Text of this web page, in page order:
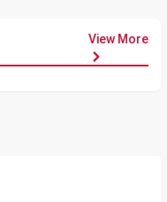
View More